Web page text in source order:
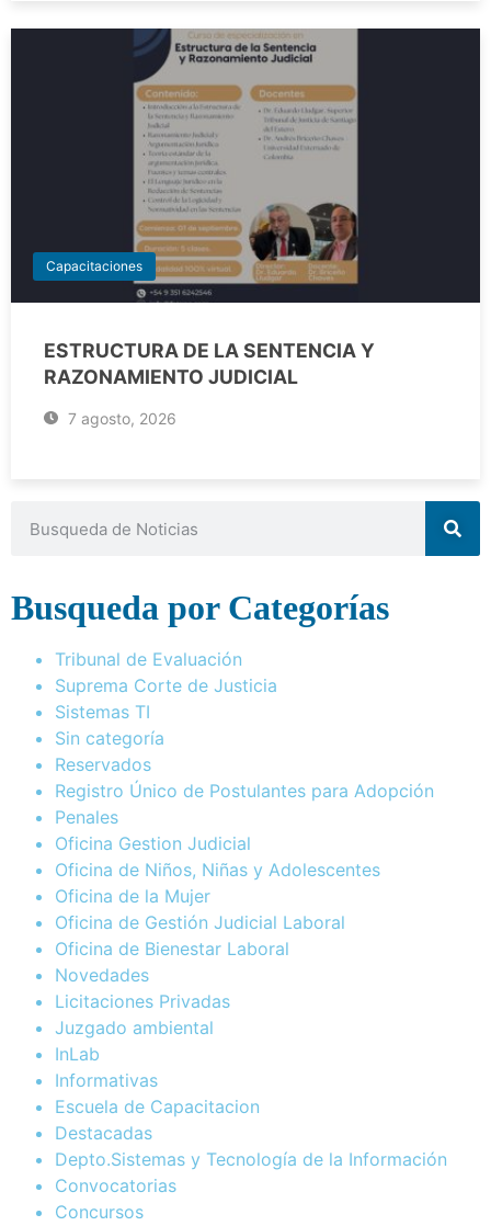
Capacitaciones
ESTRUCTURA DE LA SENTENCIA Y
RAZONAMIENTO JUDICIAL
7 agosto, 2026
Busqueda por Categorías
Tribunal de Evaluación
Suprema Corte de Justicia
Sistemas TI
Sin categoría
Reservados
Registro Único de Postulantes para Adopción
Penales
Oficina Gestion Judicial
Oficina de Niños, Niñas y Adolescentes
Oficina de la Mujer
Oficina de Gestión Judicial Laboral
Oficina de Bienestar Laboral
Novedades
Licitaciones Privadas
Juzgado ambiental
InLab
Informativas
Escuela de Capacitacion
Destacadas
Depto.Sistemas y Tecnología de la Información
Convocatorias
Concursos